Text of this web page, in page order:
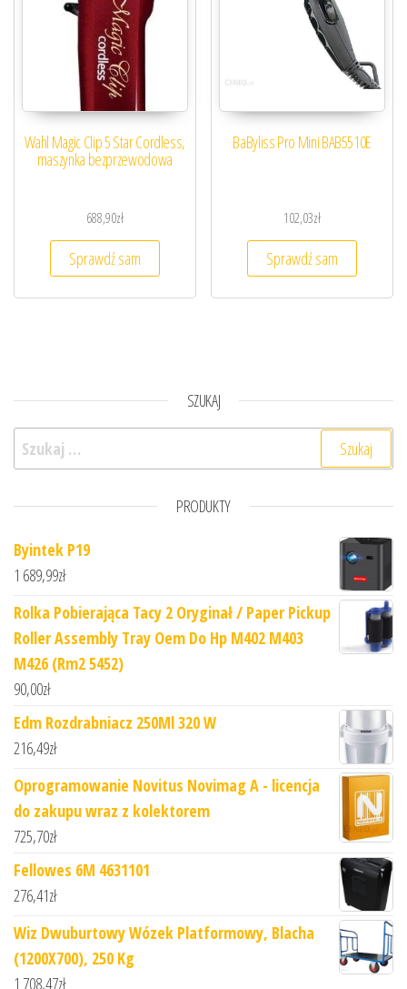
Wahl Magic Clip 5 Star Cordless,
maszynka bezprzewodowa
688,90zł
Sprawdź sam
BaByliss Pro Mini BAB5510E
102,03zł
Sprawdź sam
SZUKAJ
Szukaj:
PRODUKTY
Byintek P19
1 689,99zł
Rolka Pobierająca Tacy 2 Oryginał / Paper Pickup
Roller Assembly Tray Oem Do Hp M402 M403
M426 (Rm2 5452)
90,00zł
Edm Rozdrabniacz 250Ml 320 W
216,49zł
Oprogramowanie Novitus Novimag A - licencja
do zakupu wraz z kolektorem
725,70zł
Fellowes 6M 4631101
276,41zł
Wiz Dwuburtowy Wózek Platformowy, Blacha
(1200X700), 250 Kg
1 708,47zł